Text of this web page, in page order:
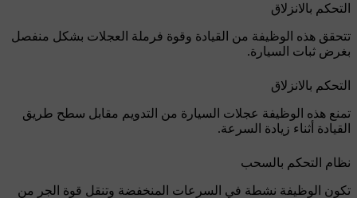
التحكم بالانزلاق
تتحقق هذه الوظيفة من القيادة وقوة فرملة العجلات بشكل منفصل
بغرض ثبات السيارة.
التحكم بالانزلاق
تمنع هذه الوظيفة عجلات السيارة من التدويم مقابل سطح طريق
القيادة أثناء زيادة السرعة.
نظام التحكم بالسحب
تكون الوظيفة نشطة في السرعات المنخفضة وتنقل قوة الجر من